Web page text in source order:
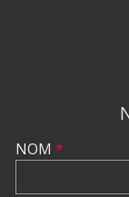
NOM *